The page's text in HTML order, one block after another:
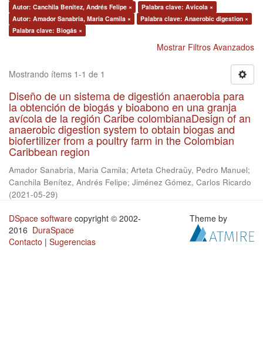
Autor: Canchila Benítez, Andrés Felipe ×
Palabra clave: Avícola ×
Autor: Amador Sanabria, Maria Camila ×
Palabra clave: Anaerobic digestion ×
Palabra clave: Biogás ×
Mostrar Filtros Avanzados
Mostrando ítems 1-1 de 1
Diseño de un sistema de digestión anaerobia para
la obtención de biogás y bioabono en una granja
avícola de la región Caribe colombianaDesign of an
anaerobic digestion system to obtain biogas and
biofertilizer from a poultry farm in the Colombian
Caribbean region
Amador Sanabria, Maria Camila; Arteta Chedraüy, Pedro Manuel;
Canchila Benítez, Andrés Felipe; Jiménez Gómez, Carlos Ricardo
(2021-05-29)
DSpace software copyright © 2002-
2016 DuraSpace
Contacto | Sugerencias
Theme by